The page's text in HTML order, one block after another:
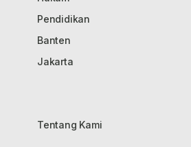
Pendidikan
Banten
Jakarta
Tentang Kami